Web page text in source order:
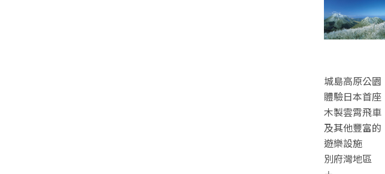
城島高原公園
體驗日本首座
木製雲霄飛車
及其他豐富的
遊樂設施
別府灣地區